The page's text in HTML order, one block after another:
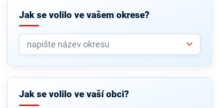
Jak se volilo ve vašem okrese?
Jak se volilo ve vaší obci?